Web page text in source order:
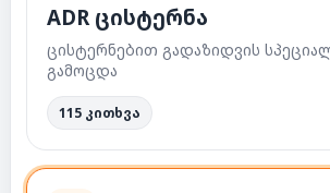
ADR ცისტერნა
ცისტერნებით გადაზიდვის
გამოცდა
115 კითხვა